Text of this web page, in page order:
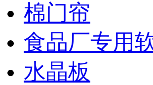
棉门帘
食品厂专用
水晶板